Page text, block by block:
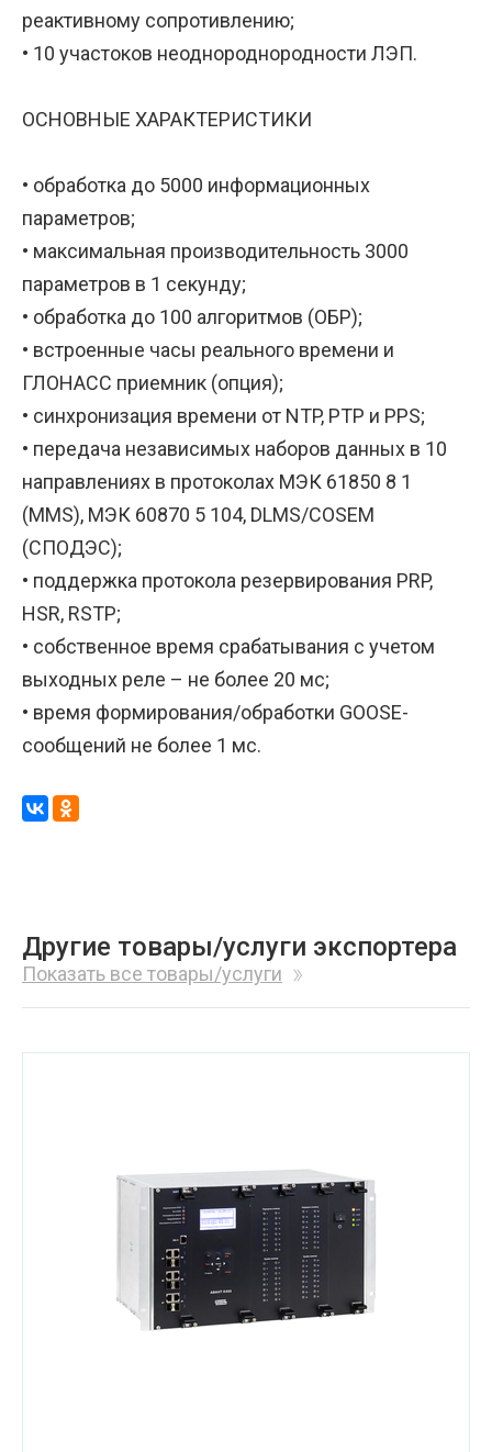
реактивному сопротивлению;
• 10 участоков неоднороднородности ЛЭП.
ОСНОВНЫЕ ХАРАКТЕРИСТИКИ
• обработка до 5000 информационных
параметров;
• максимальная производительность 3000
параметров в 1 секунду;
• обработка до 100 алгоритмов (ОБР);
• встроенные часы реального времени и
ГЛОНАСС приемник (опция);
• синхронизация времени от NTP, PTP и PPS;
• передача независимых наборов данных в 10
направлениях в протоколах МЭК 61850 8 1
(MMS), МЭК 60870 5 104, DLMS/COSEM
(СПОДЭС);
• поддержка протокола резервирования PRP,
HSR, RSTP;
• собственное время срабатывания с учетом
выходных реле – не более 20 мс;
• время формирования/обработки GOOSE-
сообщений не более 1 мс.
Другие товары/услуги экспортера
Показать все товары/услуги